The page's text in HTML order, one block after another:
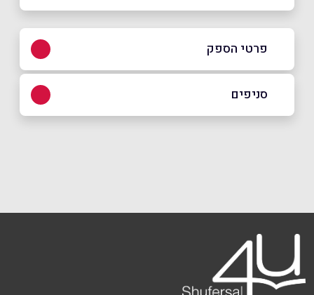
פרטי הספק
באתר בפייסבוק
טלפון
אימייל*
סניפים